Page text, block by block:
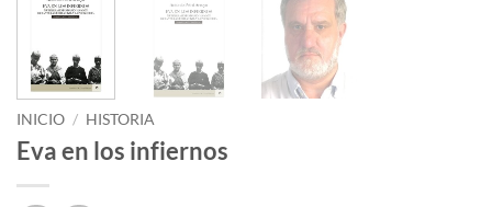
INICIO / HISTORIA
Eva en los infiernos